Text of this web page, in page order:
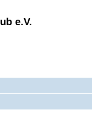
e.V.